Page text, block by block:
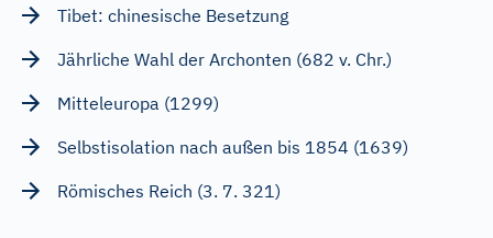
Tibet: chinesische Besetzung
Jährliche Wahl der Archonten (682 v. Chr.)
Mitteleuropa (1299)
Selbstisolation nach außen bis 1854 (1639)
Römisches Reich (3. 7. 321)